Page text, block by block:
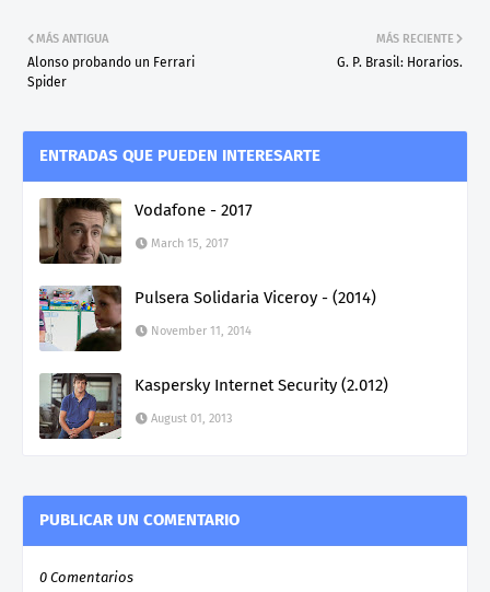
MÁS RECIENTE
G. P. Brasil: Horarios.
MÁS ANTIGUA
Alonso probando un Ferrari
Spider
ENTRADAS QUE PUEDEN INTERESARTE
Vodafone - 2017
March 15, 2017
Pulsera Solidaria Viceroy - (2014)
November 11, 2014
Kaspersky Internet Security (2.012)
August 01, 2013
PUBLICAR UN COMENTARIO
0 Comentarios